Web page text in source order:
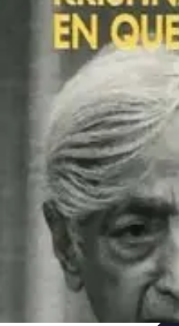
Serrurier Rapide Paris
Choix du serrurier
Conseils et
Produits et Services
Serrurier Rapide Paris